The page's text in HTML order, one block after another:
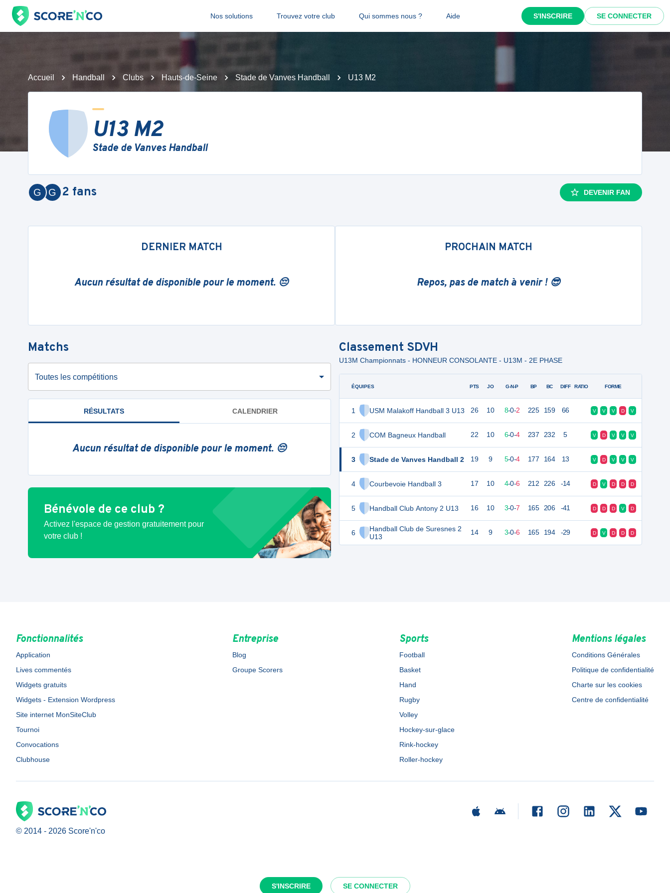
Nos solutions Trouvez votre club Qui sommes nous ? Aide S'INSCRIRE SE CONNECTER
S'INSCRIRE SE CONNECTER
Accueil Handball Clubs Hauts-de-Seine Stade de Vanves Handball U13 M2
U13 M2
Stade de Vanves Handball
G
G 2 fans DEVENIR FAN
DERNIER MATCH
Aucun résultat de disponible pour le moment. 😔
PROCHAIN MATCH
Repos, pas de match à venir ! 😎
Matchs
Toutes les compétitions
RÉSULTATS CALENDRIER
Aucun résultat de disponible pour le moment. 😔
Bénévole de ce club ?
Activez l'espace de gestion gratuitement pour
votre club !
Classement SDVH
U13M Championnats - HONNEUR CONSOLANTE - U13M - 2E PHASE
ÉQUIPES
1 USM Malakoff Handball 3 U13
2 COM Bagneux Handball
3 Stade de Vanves Handball 2
4 Courbevoie Handball 3
5 Handball Club Antony 2 U13
6
Handball Club de Suresnes 2
U13
PTS JO G-N-P BP BC DIFF RATIO FORME
26 10 8-0-2 225 159 66 V V V D V
22 10 6-0-4 237 232 5 V D V V V
19 9 5-0-4 177 164 13 V D V V V
17 10 4-0-6 212 226 -14 D V D D D
16 10 3-0-7 165 206 -41 D D D V D
14 9 3-0-6 165 194 -29 D V D D D
Fonctionnalités
Application
Lives commentés
Widgets gratuits
Widgets - Extension Wordpress
Site internet MonSiteClub
Tournoi
Convocations
Clubhouse
Entreprise
Blog
Groupe Scorers
Sports
Football
Basket
Hand
Rugby
Volley
Hockey-sur-glace
Rink-hockey
Roller-hockey
Mentions légales
Conditions Générales
Politique de confidentialité
Charte sur les cookies
Centre de confidentialité
© 2014 - 2026 Score'n'co